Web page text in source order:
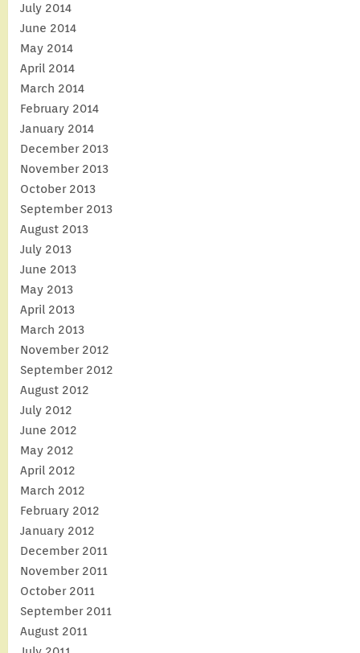
July 2014
June 2014
May 2014
April 2014
March 2014
February 2014
January 2014
December 2013
November 2013
October 2013
September 2013
August 2013
July 2013
June 2013
May 2013
April 2013
March 2013
November 2012
September 2012
August 2012
July 2012
June 2012
May 2012
April 2012
March 2012
February 2012
January 2012
December 2011
November 2011
October 2011
September 2011
August 2011